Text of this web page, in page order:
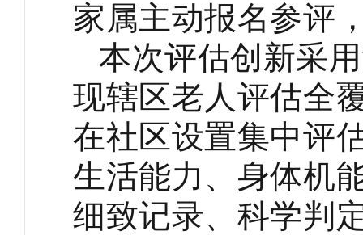
家属主动报名参评
本次评估创新采用
现辖区老人评估全
在社区设置集中评
生活能力、身体机
细致记录、科学判